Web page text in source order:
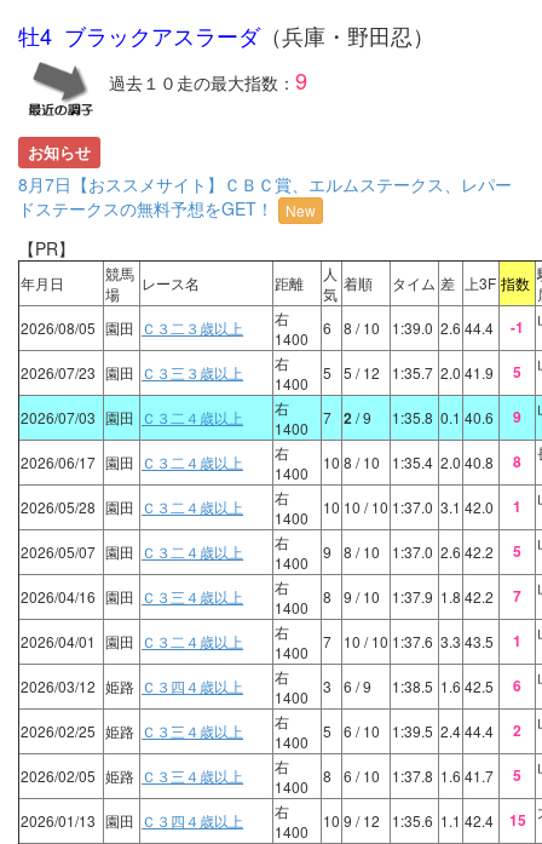
牡4 ブラックアスラーダ（兵庫・野田忍）
過去１０走の最大指数： 9
お知らせ
8月7日【おススメサイト】ＣＢＣ賞、エルムステークス、レパー
ドステークスの無料予想をGET！
New
【PR】
年月日
競馬
場
レース名 距離
人
気
着順 タイム 差 上3F 指数
2026/08/05 園田 Ｃ３二３歳以上
右
1400
6 8 / 10 1:39.0 2.6 44.4 -1
2026/07/23 園田 Ｃ３三３歳以上
右
1400
5 5 / 12 1:35.7 2.0 41.9 5
2026/07/03 園田 Ｃ３二４歳以上
右
1400
7 2/ 9 1:35.8 0.1 40.6 9
2026/06/17 園田 Ｃ３二４歳以上
右
1400
10 8 / 10 1:35.4 2.0 40.8 8
2026/05/28 園田 Ｃ３二４歳以上
右
1400
10 10 / 10 1:37.0 3.1 42.0 1
2026/05/07 園田 Ｃ３二４歳以上
右
1400
9 8 / 10 1:37.0 2.6 42.2 5
2026/04/16 園田 Ｃ３三４歳以上
右
1400
8 9 / 10 1:37.9 1.8 42.2 7
2026/04/01 園田 Ｃ３二４歳以上
右
1400
7 10 / 10 1:37.6 3.3 43.5 1
2026/03/12 姫路 Ｃ３四４歳以上
右
1400
3 6 / 9 1:38.5 1.6 42.5 6
2026/02/25 姫路 Ｃ３三４歳以上
右
1400
5 6 / 10 1:39.5 2.444.4 2
2026/02/05 姫路 Ｃ３三４歳以上
右
1400
8 6 / 10 1:37.8 1.6 41.7 5
2026/01/13 園田 Ｃ３四４歳以上
右
1400
10 9 / 12 1:35.6 1.1 42.4 15